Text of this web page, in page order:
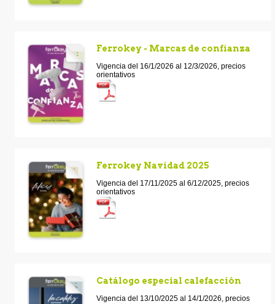
Ferrokey - Marcas de confianza
Vigencia del 16/1/2026 al 12/3/2026, precios
orientativos
Ferrokey Navidad 2025
Vigencia del 17/11/2025 al 6/12/2025, precios
orientativos
Catálogo especial calefacción
Vigencia del 13/10/2025 al 14/1/2026, precios